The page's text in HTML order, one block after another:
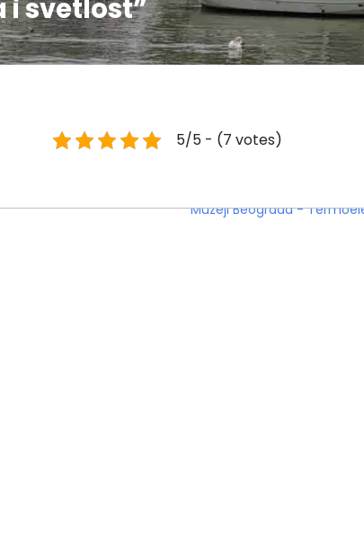
i svetlost”
5/5 - (7 votes)